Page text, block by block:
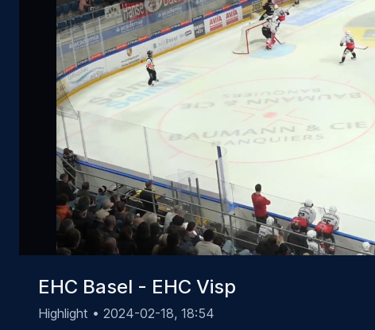
00:15 / 02:28
EHC Basel - EHC Visp
Highlight • 2024-02-18, 18:54